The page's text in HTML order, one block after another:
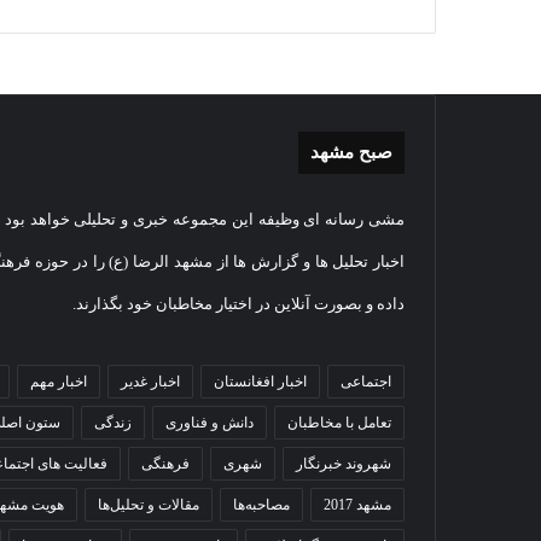
صبح مشهد
مشی رسانه ای وظیفه این مجموعه خبری و تحلیلی خواهد بود
اخبار تحلیل ها و گزارش ها از مشهد الرضا (ع) را در حوزه
داده و بصورت آنلاین در اختیار مخاطبان خود بگذارند.
اجتماعی اخبار افغانستان اخبار غدیر اخبار مهم
تعامل با مخاطبان دانش و فناوری زندگی ستون
شهروند خبرنگار شهری فرهنگی فعالیت های
مشهد 2017 مصاحبه‌ها مقالات و تحلیل‌ها هویت
غبارروبی
نورانی
رضا(علیه
فیلم
1404-07-05
رضا(علیه السلام) + فیلم
تشییع
مهدی
در